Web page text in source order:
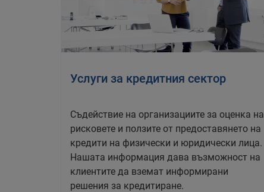
Услуги за кредитния сектор
Съдействие на организациите за оценка на
рисковете и ползите от предоставянето на
кредити на физически и юридически лица.
Нашата информация дава възможност на
клиентите да вземат информирани
решения за кредитиране.